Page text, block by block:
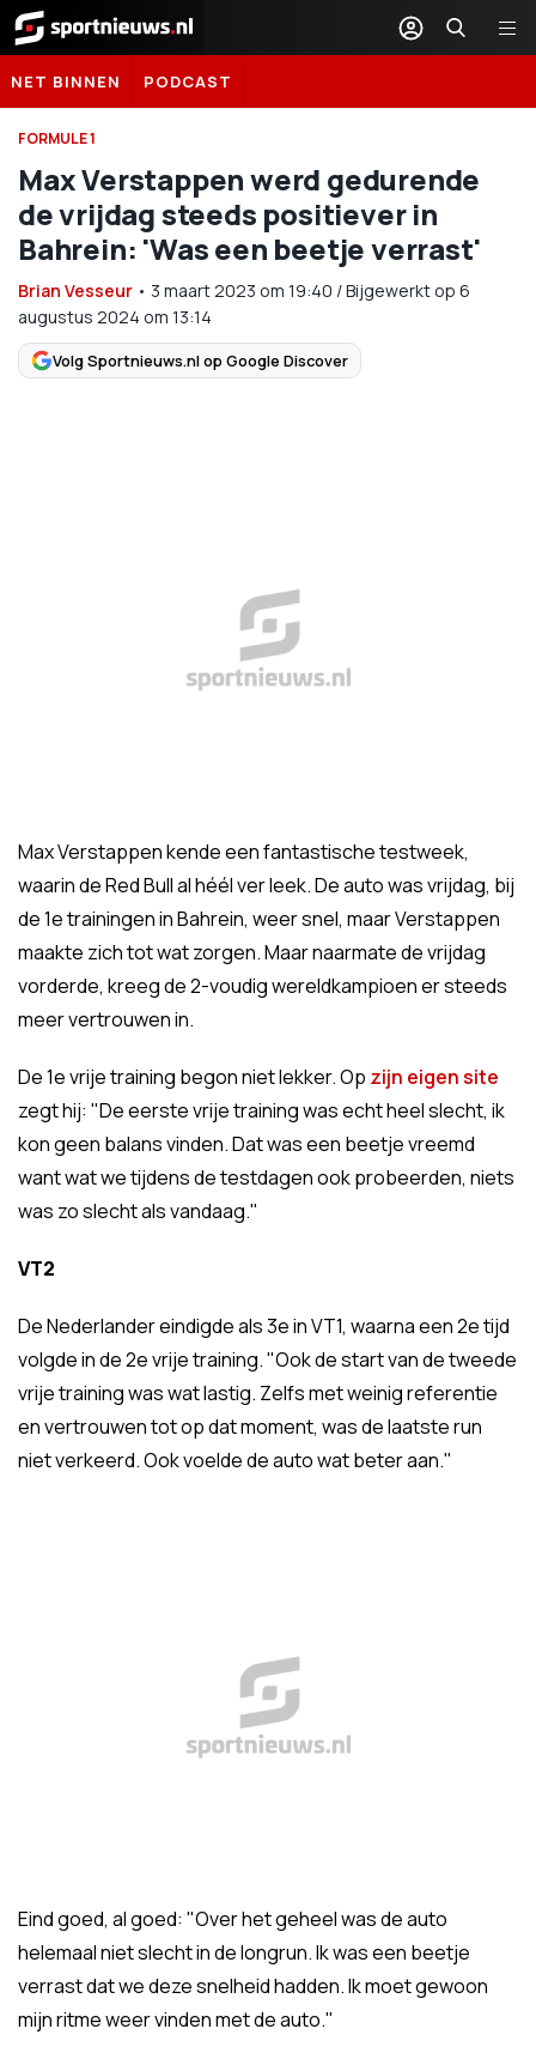
Sportnieuws.nl
NET BINNEN PODCAST
FORMULE 1
Max Verstappen werd gedurende
de vrijdag steeds positiever in
Bahrein: 'Was een beetje verrast'
Brian Vesseur • 3 maart 2023 om 19:40 /Bijgewerkt op 6
augustus 2024 om 13:14
Volg Sportnieuws.nl op Google Discover
Max Verstappen kende een fantastische testweek,
waarin de Red Bull al héél ver leek. De auto was vrijdag, bij
de 1e trainingen in Bahrein, weer snel, maar Verstappen
maakte zich tot wat zorgen. Maar naarmate de vrijdag
vorderde, kreeg de 2-voudig wereldkampioen er steeds
meer vertrouwen in.
De 1e vrije training begon niet lekker. Op zijn eigen site
zegt hij: "De eerste vrije training was echt heel slecht, ik
kon geen balans vinden. Dat was een beetje vreemd
want wat we tijdens de testdagen ook probeerden, niets
was zo slecht als vandaag."
VT2
De Nederlander eindigde als 3e in VT1, waarna een 2e tijd
volgde in de 2e vrije training. "Ook de start van de tweede
vrije training was wat lastig. Zelfs met weinig referentie
en vertrouwen tot op dat moment, was de laatste run
niet verkeerd. Ook voelde de auto wat beter aan."
Eind goed, al goed: "Over het geheel was de auto
helemaal niet slecht in de longrun. Ik was een beetje
verrast dat we deze snelheid hadden. Ik moet gewoon
mijn ritme weer vinden met de auto."